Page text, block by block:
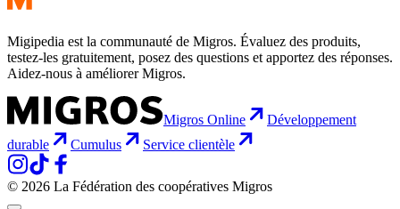
Migipedia est la communauté de Migros. Évaluez des produits,
testez-les gratuitement, posez des questions et apportez des réponses.
Aidez-nous à améliorer Migros.
Migros Online
Développement
durable
Cumulus Service clientèle
© 2026 La Fédération des coopératives Migros